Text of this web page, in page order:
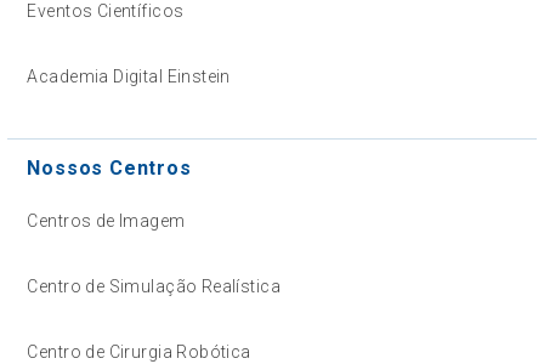
Eventos Científicos
Academia Digital Einstein
Nossos Centros
Centros de Imagem
Centro de Simulação Realística
Centro de Cirurgia Robótica